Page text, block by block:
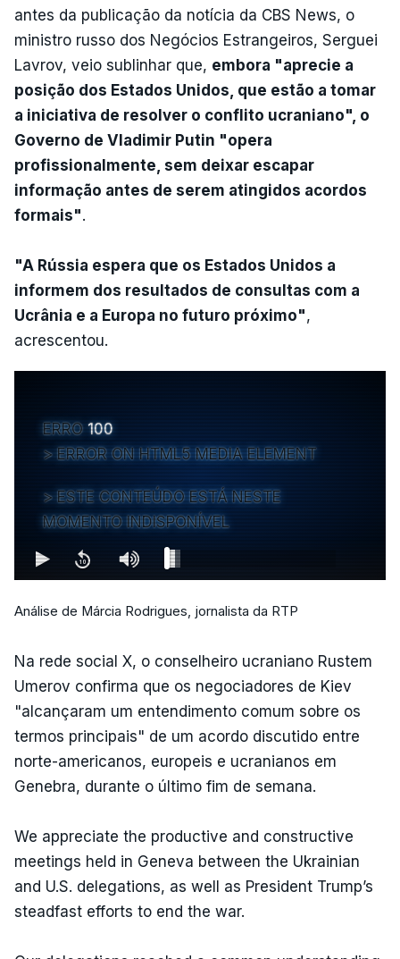
antes da publicação da notícia da CBS News, o
ministro russo dos Negócios Estrangeiros, Serguei
Lavrov, veio sublinhar que, embora "aprecie a
posição dos Estados Unidos, que estão a tomar
a iniciativa de resolver o conflito ucraniano", o
Governo de Vladimir Putin "opera
profissionalmente, sem deixar escapar
informação antes de serem atingidos acordos
formais".
"A Rússia espera que os Estados Unidos a
informem dos resultados de consultas com a
Ucrânia e a Europa no futuro próximo",
acrescentou.
ERRO 100
ERROR ON HTML5 MEDIA ELEMENT
ESTE CONTEÚDO ESTÁ NESTE
MOMENTO INDISPONÍVEL
Análise de Márcia Rodrigues, jornalista da RTP
Na rede social X, o conselheiro ucraniano Rustem
Umerov confirma que os negociadores de Kiev
"alcançaram um entendimento comum sobre os
termos principais" de um acordo discutido entre
norte-americanos, europeis e ucranianos em
Genebra, durante o último fim de semana.
We appreciate the productive and constructive
meetings held in Geneva between the Ukrainian
and U.S. delegations, as well as President Trump’s
steadfast efforts to end the war.